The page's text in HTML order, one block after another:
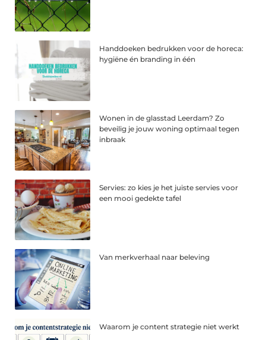
Handdoeken bedrukken voor de horeca:
hygiëne én branding in één
Wonen in de glasstad Leerdam? Zo
beveilig je jouw woning optimaal tegen
inbraak
Servies: zo kies je het juiste servies voor
een mooi gedekte tafel
Van merkverhaal naar beleving
Waarom je content strategie niet werkt